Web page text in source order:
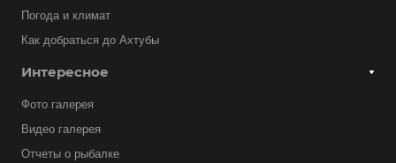
Погода и климат
Как добраться до Ахтубы
Интересное
Фото галерея
Видео галерея
Отчеты о рыбалке